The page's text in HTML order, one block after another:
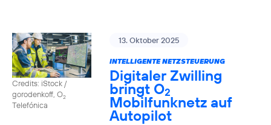
Credits: iStock /
gorodenkoff, O2
Telefónica
13. Oktober 2025
INTELLIGENTE NETZSTEUERUNG
Digitaler Zwilling
bringt O2
Mobilfunknetz auf
Autopilot